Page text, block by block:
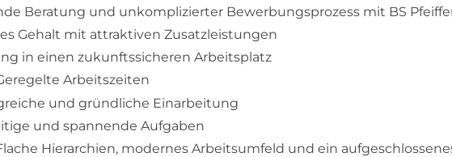
Beratung und unkomplizierter Bewerbungsprozess mit BS
Gehalt mit attraktiven Zusatzleistungen
in einen zukunftssicheren Arbeitsplatz
Arbeitszeiten
und gründliche Einarbeitung
und spannende Aufgaben
Hierarchien, modernes Arbeitsumfeld und ein